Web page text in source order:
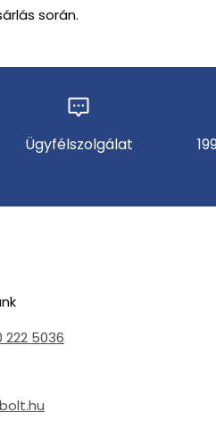
során.
Ügyfélszolgálat
222 5036